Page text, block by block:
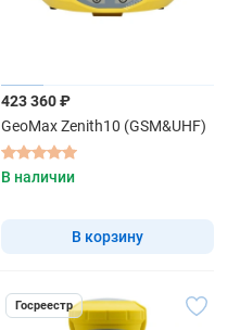
423 360 ₽
GeoMax Zenith10 (GSM&UHF)
В наличии
В корзину
Госреестр